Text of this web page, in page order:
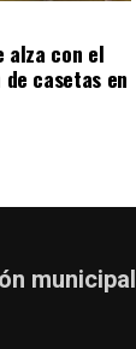
alza con el
casetas en
municipal